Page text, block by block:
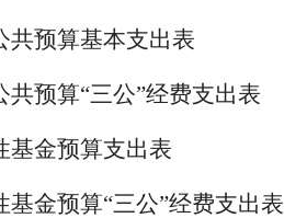
共预算基本支出表
共预算“三公”经费支出表
基金预算支出表
基金预算“三公”经费支出表